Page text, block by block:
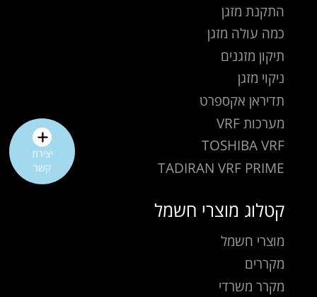
התקנת מזגן
כמה עולה מזגן
תיקון מזגנים
ניקוי מזגן
תדיראן אקספרט
מערכות VRF
TOSHIBA VRF
TADIRAN VRF PRIME
קטלוג מוצרי חשמל
מוצרי חשמל
מקררים
מקרר משרדי
יצירת
קשר